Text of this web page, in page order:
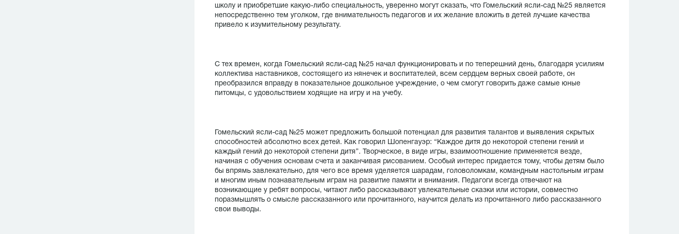
школу и приобретшие какую-либо специальность, уверенно могут сказать, что Гомельский ясли-сад №25 является
непосредственно тем уголком, где внимательность педагогов и их желание вложить в детей лучшие качества
привело к изумительному результату.
С тех времен, когда Гомельский ясли-сад №25 начал функционировать и по теперешний день, благодаря усилиям
коллектива наставников, состоящего из нянечек и воспитателей, всем сердцем верных своей работе, он
преобразился вправду в показательное дошкольное учреждение, о чем смогут говорить даже самые юные
питомцы, с удовольствием ходящие на игру и на учебу.
Гомельский ясли-сад №25 может предложить большой потенциал для развития талантов и выявления скрытых
способностей абсолютно всех детей. Как говорил Шопенгауэр: “Каждое дитя до некоторой степени гений и
каждый гений до некоторой степени дитя”. Творческое, в виде игры, взаимоотношение применяется везде,
начиная с обучения основам счета и заканчивая рисованием. Особый интерес придается тому, чтобы детям было
бы впрямь завлекательно, для чего все время уделяется шарадам, головоломкам, командным настольным играм
и многим иным познавательным играм на развитие памяти и внимания. Педагоги всегда отвечают на
возникающие у ребят вопросы, читают либо рассказывают увлекательные сказки или истории, совместно
поразмышлять о смысле рассказанного или прочитанного, научится делать из прочитанного либо рассказанного
свои выводы.